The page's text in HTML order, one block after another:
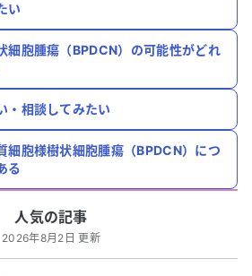
い
細胞腫瘍（BPDCN）の可能性がどれ
・相談してみたい
細胞様樹状細胞腫瘍（BPDCN）につ
る
人気の記事
2026年8月2日 更新